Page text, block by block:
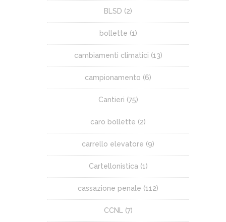
BLSD (2)
bollette (1)
cambiamenti climatici (13)
campionamento (6)
Cantieri (75)
caro bollette (2)
carrello elevatore (9)
Cartellonistica (1)
cassazione penale (112)
CCNL (7)